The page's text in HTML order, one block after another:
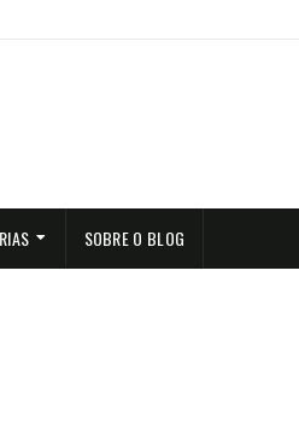
SOBRE O BLOG